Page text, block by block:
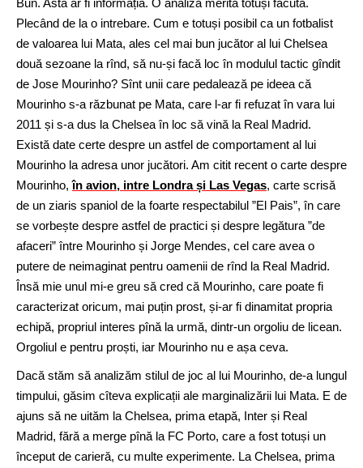
Bun. Asta ar fi informația. O analiză merită totuși făcută.
Plecând de la o intrebare. Cum e totuși posibil ca un fotbalist
de valoarea lui Mata, ales cel mai bun jucător al lui Chelsea
două sezoane la rînd, să nu-și facă loc în modulul tactic gîndit
de Jose Mourinho? Sînt unii care pedalează pe ideea că
Mourinho s-a răzbunat pe Mata, care l-ar fi refuzat în vara lui
2011 și s-a dus la Chelsea în loc să vină la Real Madrid.
Există date certe despre un astfel de comportament al lui
Mourinho la adresa unor jucători. Am citit recent o carte despre
Mourinho,în avion, intre Londra și Las Vegas, carte scrisă
de un ziaris spaniol de la foarte respectabilul ”El Pais”, în care
se vorbește despre astfel de practici și despre legătura ”de
afaceri” între Mourinho și Jorge Mendes, cel care avea o
putere de neimaginat pentru oamenii de rînd la Real Madrid.
Însă mie unul mi-e greu să cred că Mourinho, care poate fi
caracterizat oricum, mai puțin prost, și-ar fi dinamitat propria
echipă, propriul interes pînă la urmă, dintr-un orgoliu de licean.
Orgoliul e pentru proști, iar Mourinho nu e așa ceva.
Dacă stăm să analizăm stilul de joc al lui Mourinho, de-a lungul
timpului, găsim cîteva explicații ale marginalizării lui Mata. E de
ajuns să ne uităm la Chelsea, prima etapă, Inter și Real
Madrid, fără a merge pînă la FC Porto, care a fost totuși un
început de carieră, cu multe experimente. La Chelsea, prima